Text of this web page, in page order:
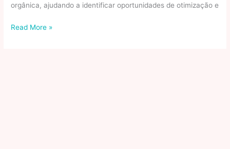
orgânica, ajudando a identificar oportunidades de otimização e
O
Read More »